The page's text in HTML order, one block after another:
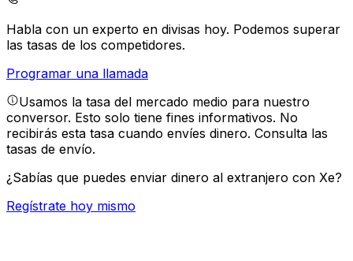
Habla con un experto en divisas hoy. Podemos superar
las tasas de los competidores.
Programar una llamada
Usamos la tasa del mercado medio para nuestro
conversor. Esto solo tiene fines informativos. No
recibirás esta tasa cuando envíes dinero. Consulta las
tasas de envío.
¿Sabías que puedes enviar dinero al extranjero con Xe?
Regístrate hoy mismo